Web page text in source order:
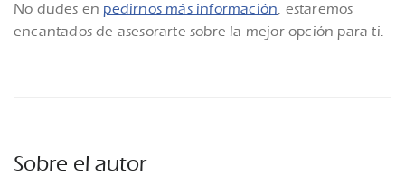
No dudes en pedirnos más información, estaremos
encantados de asesorarte sobre la mejor opción para ti.
Sobre el autor